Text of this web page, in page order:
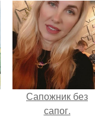
Сапожник без
сапог.